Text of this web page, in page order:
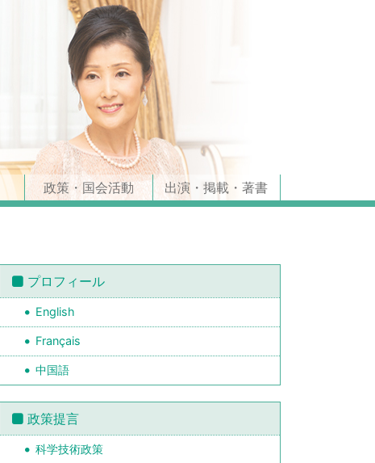
政策・国会活動 出演・掲載・著書
プロフィール
English
Français
中国語
政策提言
科学技術政策